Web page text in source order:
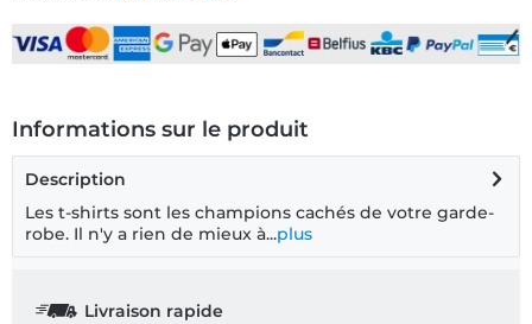
Informations sur le produit
Description
Les t-shirts sont les champions cachés de votre garde-
robe. Il n'y a rien de mieux à...plus
Livraison rapide